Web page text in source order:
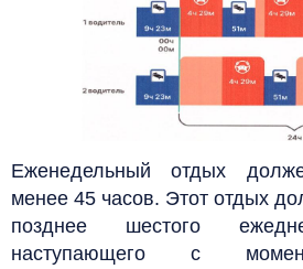
Еженедельный отдых
менее 45 часов. Этот отдых
позднее шестого
наступающего с